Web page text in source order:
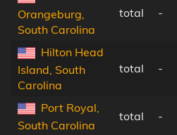
Orangeburg,
South Carolina
total -
Hilton Head
Island, South
Carolina
total -
Port Royal,
South Carolina
total -